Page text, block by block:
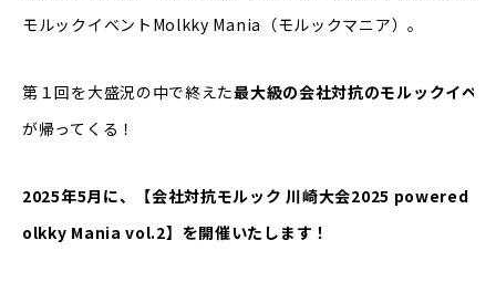
モルックイベントMolkky Mania（モルックマニア）。
第１回を大盛況の中で終えた最大級の会社対抗のモルックイベ
が帰ってくる！
2025年5月に、【会社対抗モルック 川崎大会2025 powered by
olkky Mania vol.2】 を開催いたします！